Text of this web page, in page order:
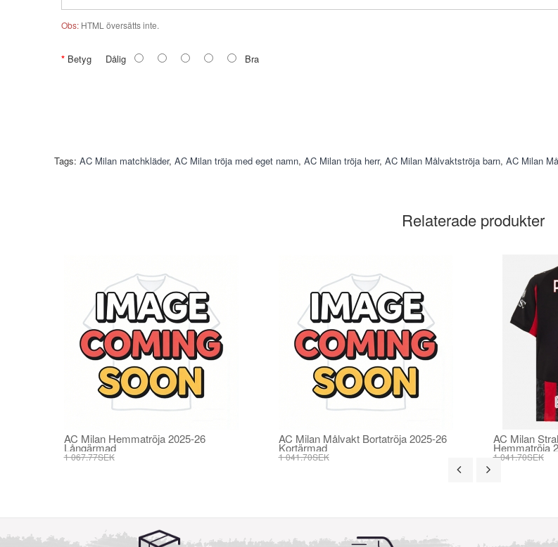
Obs: HTML översätts inte.
Betyg Dålig Bra
Tags: AC Milan matchkläder, AC Milan tröja med eget namn, AC Milan tröja herr, AC Milan Målvaktströja barn, AC Milan
Relaterade produkter
AC Milan Hemmatröja 2025-26
Långärmad
1 067.77SEK
AC Milan Målvakt Bortatröja 2025-26
Kortärmad
1 041.70SEK
AC Milan
Hemmatröja
1 041.70SEK